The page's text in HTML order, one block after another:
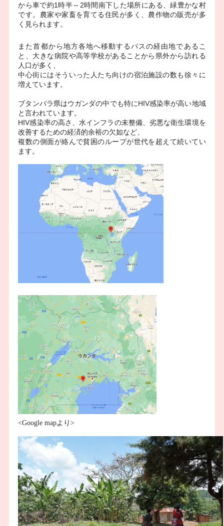
から車で約1時半～2時間南下した場所にある、緑豊かな村
です。 農家や家畜を育てる住民が多く、農作物の販売が多
く見られます。
また首都から地方各地へ移動するバスの経由地であるこ
と、大きな病院や高等学校があることから県外から訪れる
人口が多く、
中心街にはそういった人たち向けの宿泊施設の数も徐々に
増えています。
ブタンバラ県はウガンダの中でも特にHIV感染率が高い地域
と言われています。
HIV感染率の高さ、水インフラの未整備、劣悪な衛生環境を
改善するための経済的余裕の欠如など、
複数の側面が絡んで貧困のループが世代を超えて続いてい
ます。
<Google mapより>